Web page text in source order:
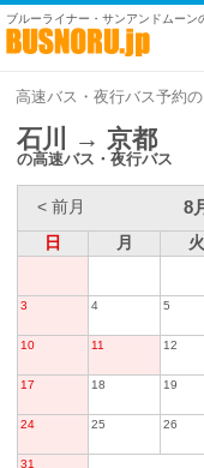
ブルーライナー・サンアンドムーン
高速バス・夜行バス予約の
石川 → 京都
の高速バス・夜行バス
< 前月 8
日
月 火
3 4 5
10 11 12
17 18 19
24 25 26
31